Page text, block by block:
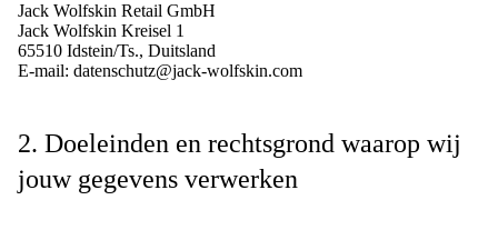
Jack Wolfskin Retail GmbH
Jack Wolfskin Kreisel 1
65510 Idstein/Ts., Duitsland
E-mail: datenschutz@jack-wolfskin.com
2. Doeleinden en rechtsgrond waarop wij
jouw gegevens verwerken